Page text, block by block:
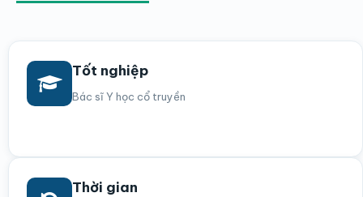
Tốt nghiệp
Bác sĩ Y học cổ truyền
Thời gian